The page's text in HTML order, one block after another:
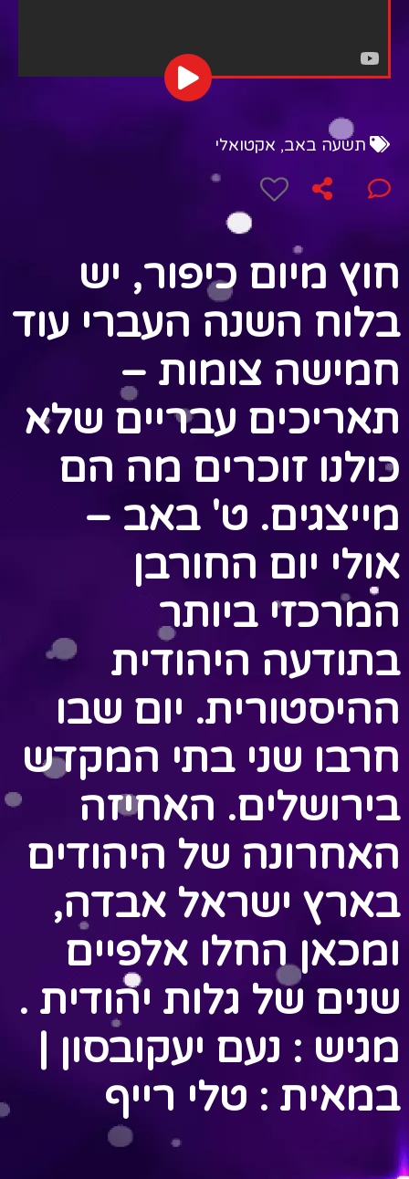
תשעה באב, אקטואלי
חוץ מיום כיפור, יש
בלוח השנה העברי עוד
חמישה צומות –
תאריכים עבריים שלא
כולנו זוכרים מה הם
מייצגים. ט' באב –
אולי יום החורבן
המרכזי ביותר
בתודעה היהודית
ההיסטורית. יום שבו
חרבו שני בתי המקדש
בירושלים. האחיזה
האחרונה של היהודים
בארץ ישראל אבדה,
ומכאן החלו אלפיים
שנים של גלות יהודית .
מגיש : נעם יעקובסון |
במאית : טלי רייף